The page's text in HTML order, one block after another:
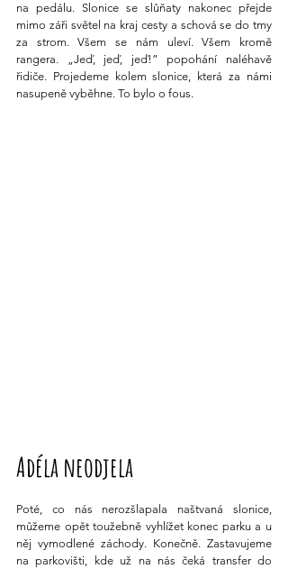
na pedálu. Slonice se slůňaty nakonec přejde
mimo záři světel na kraj cesty a schová se do tmy
za strom. Všem se nám uleví. Všem kromě
rangera. „Jeď, jeď, jeď!” popohání naléhavě
řidiče. Projedeme kolem slonice, která za námi
nasupeně vyběhne. To bylo o fous.
Adéla neodjela
Poté, co nás nerozšlapala naštvaná slonice,
můžeme opět toužebně vyhlížet konec parku a u
něj vymodlené záchody. Konečně. Zastavujeme
na parkovišti, kde už na nás čeká transfer do